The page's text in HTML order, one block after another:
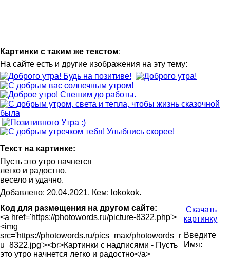
Картинки с таким же текстом:
На сайте есть и другие изображения на эту тему:
Текст на картинке:
Пусть это утро начнется
легко и радостно,
весело и удачно.
Добавлено: 20.04.2021, Кем: lokokok.
Код для размещения на другом сайте:
<a href='https://photowords.ru/picture-8322.php'>
<img
src='https://photowords.ru/pics_max/photowords_r
u_8322.jpg'><br>Картинки с надписями - Пусть
это утро начнется легко и радостно</a>
Скачать
картинку
Введите
Имя: